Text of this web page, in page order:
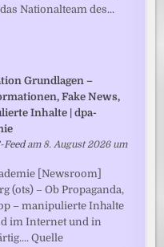
Nationalteam des...
Grundlagen –
Fake News,
Inhalte | dpa-
Feedam 8. August 2026 um
[Newsroom]
(ots) – Ob Propaganda,
– manipulierte Inhalte
im Internet und in
Quelle